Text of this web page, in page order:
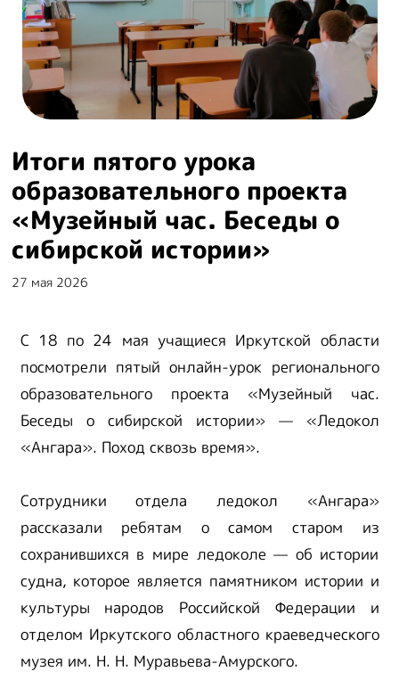
Итоги пятого урока
образовательного проекта
«Музейный час. Беседы о
сибирской истории»
27 мая 2026
С 18 по 24 мая учащиеся Иркутской области
посмотрели пятый онлайн-урок регионального
образовательного проекта «Музейный час.
Беседы о сибирской истории» — «Ледокол
«Ангара». Поход сквозь время».
Сотрудники отдела ледокол «Ангара»
рассказали ребятам о самом старом из
сохранившихся в мире ледоколе — об истории
судна, которое является памятником истории и
культуры народов Российской Федерации и
отделом Иркутского областного краеведческого
музея им. Н. Н. Муравьева-Амурского.